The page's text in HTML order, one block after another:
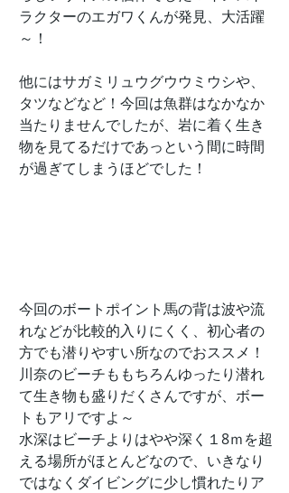
ラクターのエガワくんが発見、大活躍
～！
他にはサガミリュウグウウミウシや、
タツなどなど！今回は魚群はなかなか
当たりませんでしたが、岩に着く生き
物を見てるだけであっという間に時間
が過ぎてしまうほどでした！
今回のボートポイント馬の背は波や流
れなどが比較的入りにくく、初心者の
方でも潜りやすい所なのでおススメ！
川奈のビーチももちろんゆったり潜れ
て生き物も盛りだくさんですが、ボー
トもアリですよ～
水深はビーチよりはやや深く１8ｍを超
える場所がほとんどなので、いきなり
ではなくダイビングに少し慣れたりア